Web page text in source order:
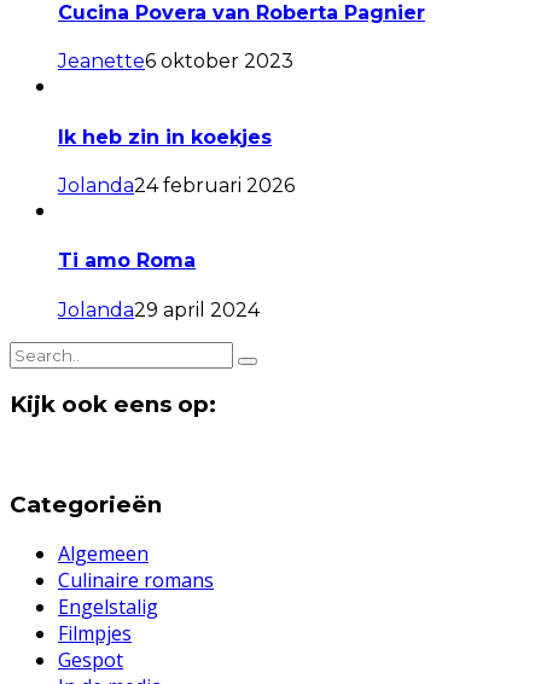
Cucina Povera van Roberta Pagnier
Jeanette6 oktober 2023
Ik heb zin in koekjes
Jolanda24 februari 2026
Ti amo Roma
Jolanda29 april 2024
Kijk ook eens op:
Categorieën
Algemeen
Culinaire romans
Engelstalig
Filmpjes
Gespot